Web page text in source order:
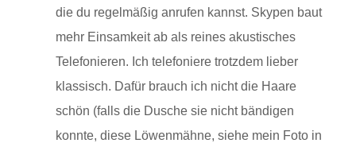
die du regelmäßig anrufen kannst. Skypen baut
mehr Einsamkeit ab als reines akustisches
Telefonieren. Ich telefoniere trotzdem lieber
klassisch. Dafür brauch ich nicht die Haare
schön (falls die Dusche sie nicht bändigen
konnte, diese Löwenmähne, siehe mein Foto in